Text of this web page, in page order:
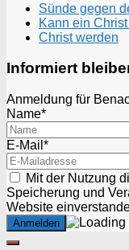
Sünde gegen
Kann ein
Christ werden
Informiert
Anmeldung für
Name*
E-Mail*
Mit der Nutzung
Speicherung und
Website